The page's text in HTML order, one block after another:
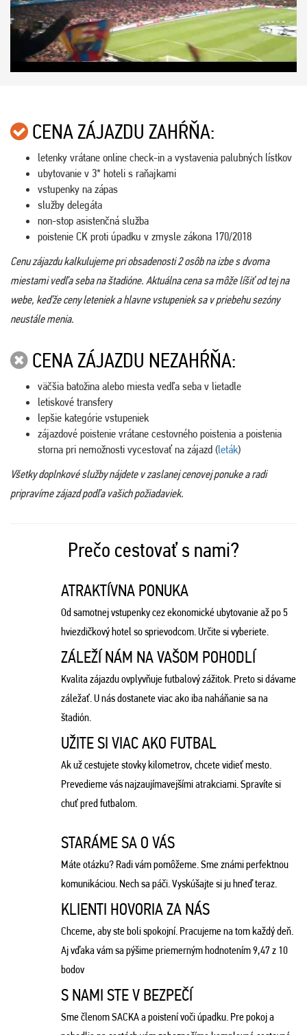
CENA ZÁJAZDU ZAHŔŇA:
letenky vrátane online check-in a vystavenia palubných lístkov
ubytovanie v 3* hoteli s raňajkami
vstupenky na zápas
služby delegáta
non-stop asistenčná služba
poistenie CK proti úpadku v zmysle zákona 170/2018
Cenu zájazdu kalkulujeme pri obsadenosti 2 osôb na izbe s dvoma
miestami vedľa seba na štadióne. Aktuálna cena sa môže líšiť od tej na
webe, keďže ceny leteniek a hlavne vstupeniek sa v priebehu sezóny
neustále menia.
CENA ZÁJAZDU NEZAHŔŇA:
väčšia batožina alebo miesta vedľa seba v lietadle
letiskové transfery
lepšie kategórie vstupeniek
zájazdové poistenie vrátane cestovného poistenia a poistenia
storna pri nemožnosti vycestovať na zájazd (leták)
Všetky doplnkové služby nájdete v zaslanej cenovej ponuke a radi
pripravíme zájazd podľa vašich požiadaviek.
Prečo cestovať s nami?
ATRAKTÍVNA PONUKA
Od samotnej vstupenky cez ekonomické ubytovanie až po 5
hviezdičkový hotel so sprievodcom. Určite si vyberiete.
ZÁLEŽÍ NÁM NA VAŠOM POHODLÍ
Kvalita zájazdu ovplyvňuje futbalový zážitok. Preto si dávame
záležať. U nás dostanete viac ako iba naháňanie sa na
štadión.
UŽITE SI VIAC AKO FUTBAL
Ak už cestujete stovky kilometrov, chcete vidieť mesto.
Prevedieme vás najzaujímavejšími atrakciami. Spravíte si
chuť pred futbalom.
STARÁME SA O VÁS
Máte otázku? Radi vám pomôžeme. Sme známi perfektnou
komunikáciou. Nech sa páči. Vyskúšajte si ju hneď teraz.
KLIENTI HOVORIA ZA NÁS
Chceme, aby ste boli spokojní. Pracujeme na tom každý deň.
Aj vďaka vám sa pýšime priemerným hodnotením 9,47 z 10
bodov
S NAMI STE V BEZPEČÍ
Sme členom SACKA a poistení voči úpadku. Pre pokoj a